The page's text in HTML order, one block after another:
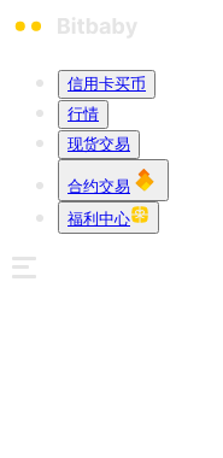
信用卡买币
行情
现货交易
合约交易
福利中心